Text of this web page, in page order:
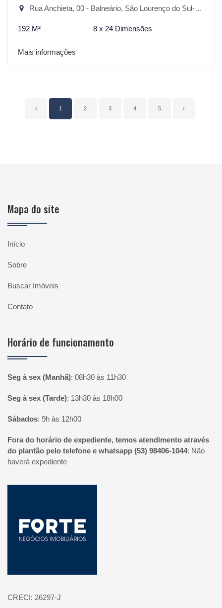
Rua Anchieta, 00 - Balneário, São Lourenço do Sul-RS
192 M² 8 x 24 Dimensões
Mais informações
‹ 1 2 3 4 5 ›
Mapa do site
Início
Sobre
Buscar Imóveis
Contato
Horário de funcionamento
Seg à sex (Manhã): 08h30 às 11h30
Seg à sex (Tarde): 13h30 às 18h00
Sábados: 9h às 12h00
Fora do horário de expediente, temos atendimento através
do plantão pelo telefone e whatsapp (53) 98406-1044: Não
haverá expediente
CRECI: 26297-J